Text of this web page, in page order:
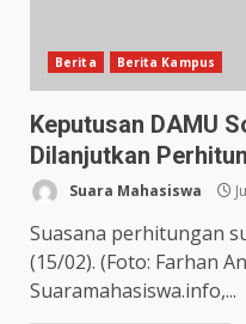
Berita Berita Kampus
Keputusan DAMU
Dilanjutkan
Suara Mahasiswa
Suasana perhitungan
(15/02). (Foto: Farhan
Suaramahasiswa.info,...